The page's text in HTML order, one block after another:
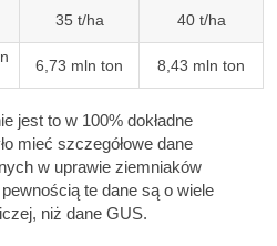
35 t/ha 40 t/ha
6,73 mln ton 8,43 mln ton
jest to w 100% dokładne
mieć szczegółowe dane
w uprawie ziemniaków
te dane są o wiele
niż dane GUS.